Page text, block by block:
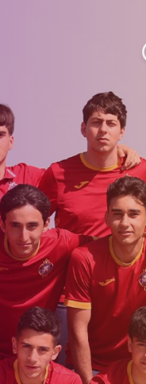
Ընդունելություն 2017-
2012 թթ. երեխաների
համար